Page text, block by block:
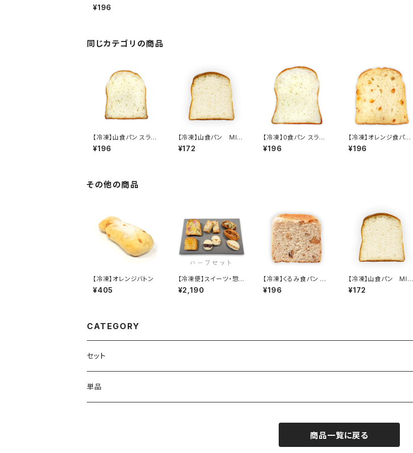
ライス
¥196
同じカテゴリの商品
【冷凍】山食パン スライ
ス
¥196
【冷凍】山食パン MINI
スライス
¥172
【冷凍】0食パン スライ
ス
¥196
【冷凍】オレンジ食パン
スライス
¥196
その他の商品
【冷凍】オレンジバトン
¥405
【冷凍便】スイーツ・惣菜
パン ハーフセット
¥2,190
【冷凍】くるみ食パン ス
ライス
¥196
【冷凍】山食パン MINI
スライス
¥172
CATEGORY
セット
ハーフセット
単品
商品一覧に戻る